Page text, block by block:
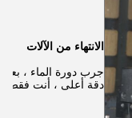
الانتهاء من الآلات
جرب دورة الماء ، بعد
دقة أعلى ، أنت فقط.